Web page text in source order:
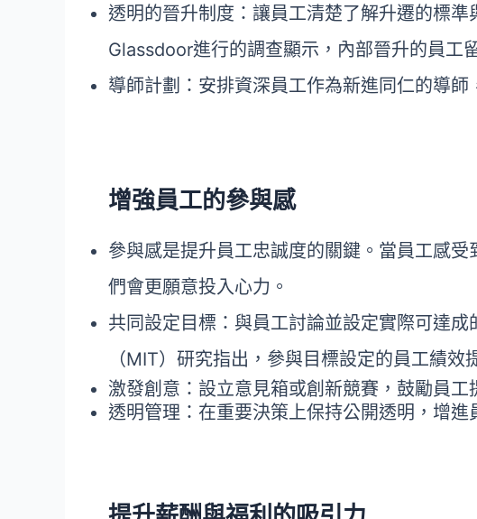
透明的晉升制度：讓員工清楚了解升遷的標
Glassdoor進行的調查顯示，內部晉升的員工
導師計劃：安排資深員工作為新進同仁的導師
增強員工的參與感
參與感是提升員工忠誠度的關鍵。當員工感
們會更願意投入心力。
共同設定目標：與員工討論並設定實際可達
（MIT）研究指出，參與目標設定的員工績效
激發創意：設立意見箱或創新競賽，鼓勵員工
透明管理：在重要決策上保持公開透明，增進